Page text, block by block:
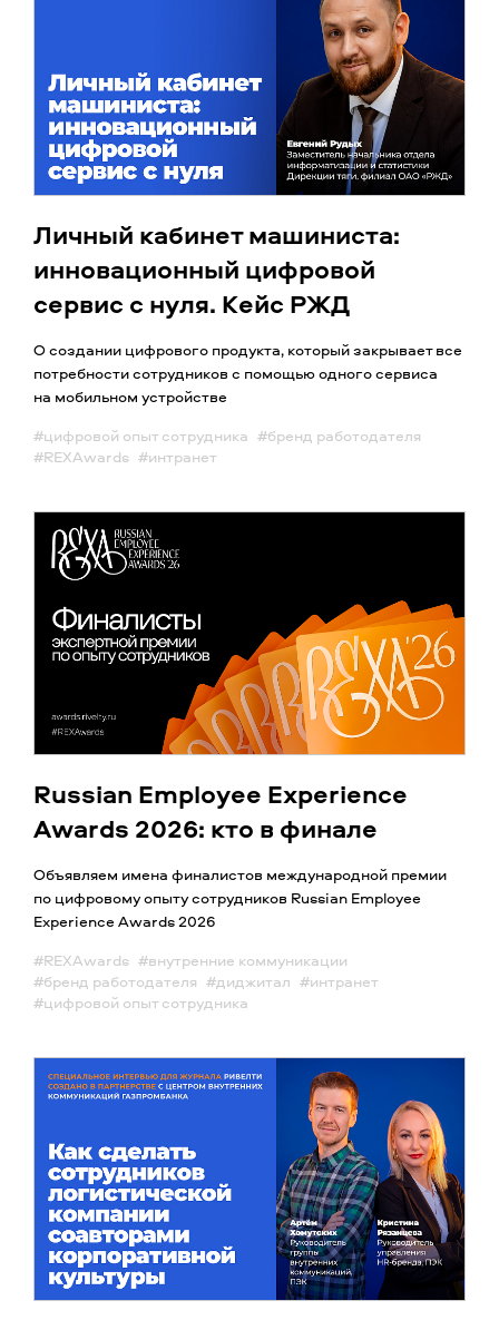
Личный кабинет машиниста:
инновационный цифровой
сервис с нуля. Кейс РЖД
О создании цифрового продукта, который закрывает все
потребности сотрудников с помощью одного сервиса
на мобильном устройстве
#цифровой опыт сотрудника #бренд работодателя
#REXAwards #интранет
Russian Employee Experience
Awards 2026: кто в финале
Объявляем имена финалистов международной премии
по цифровому опыту сотрудников Russian Employee
Experience Awards 2026
#REXAwards #внутренние коммуникации
#бренд работодателя #диджитал #интранет
#цифровой опыт сотрудника